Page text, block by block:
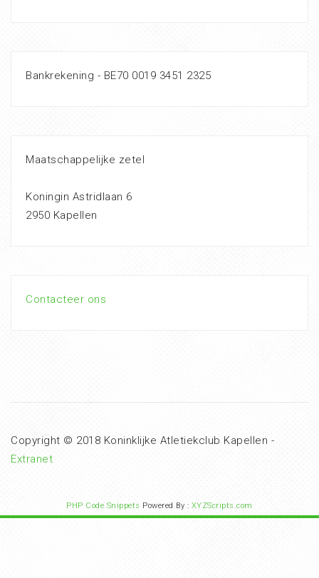
Bankrekening - BE70 0019 3451 2325
Maatschappelijke zetel
Koningin Astridlaan 6
2950 Kapellen
Contacteer ons
Copyright © 2018 Koninklijke Atletiekclub Kapellen -
Extranet
PHP Code Snippets Powered By : XYZScripts.com